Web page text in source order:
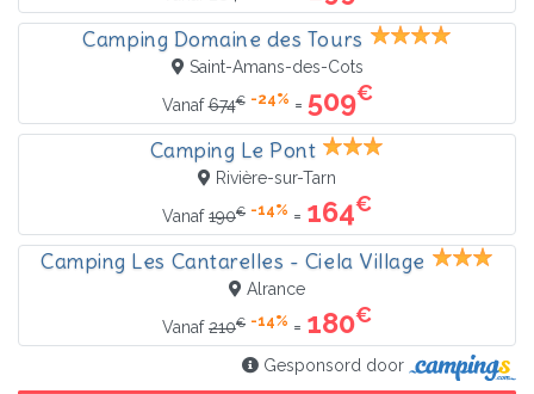
Camping Domaine des Tours
Saint-Amans-des-Cots
Vanaf674€ -24% = 509€
Camping Le Pont
Rivière-sur-Tarn
Vanaf190€ -14% = 164€
Camping Les Cantarelles - Ciela Village
Alrance
Vanaf210€ -14% = 180€
Gesponsord door